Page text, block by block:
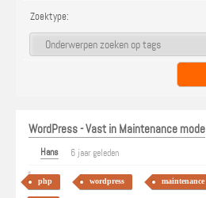
Zoektype:
WordPress - Vast in Maintenance mode
Hans 6 jaar geleden
php wordpress maintenance